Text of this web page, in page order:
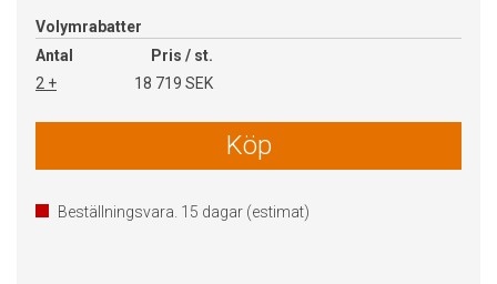
Volymrabatter
Antal
Pris / st.
2 +
18 719 SEK
Köp
Beställningsvara. 15 dagar (estimat)